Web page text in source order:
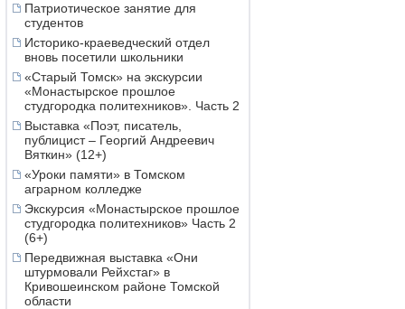
Патриотическое занятие для
студентов
Историко-краеведческий отдел
вновь посетили школьники
«Старый Томск» на экскурсии
«Монастырское прошлое
студгородка политехников». Часть 2
Выставка «Поэт, писатель,
публицист – Георгий Андреевич
Вяткин» (12+)
«Уроки памяти» в Томском
аграрном колледже
Экскурсия «Монастырское прошлое
студгородка политехников» Часть 2
(6+)
Передвижная выставка «Они
штурмовали Рейхстаг» в
Кривошеинском районе Томской
области